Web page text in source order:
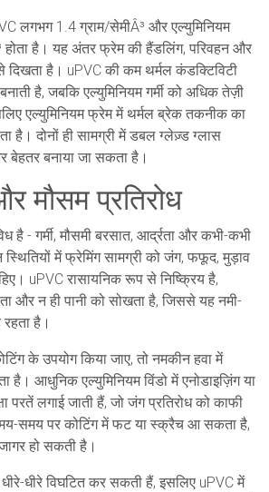
लगभग 1.4 ग्राम/सेमीÂ³ और एल्युमिनियम
होता है। यह अंतर फ्रेम की हैंडलिंग, परिवहन और
है। uPVC की कम थर्मल कंडक्टिविटी
है, जबकि एल्युमिनियम गर्मी को अधिक तेज़ी
एल्युमिनियम फ्रेम में थर्मल ब्रेक तकनीक का
है। दोनों ही सामग्री में डबल ग्लेज़्ड ग्लास
बनाया जा सकता है।
मौसम प्रतिरोध
है - गर्मी, मौसमी बरसात, आर्द्रता और कभी-कभी
में फ्रेमिंग सामग्री को जंग, फफूद, मुड़ाव
uPVC रासायनिक रूप से निष्क्रिय है,
और न ही पानी को सोखता है, जिससे यह नमी-
है।
के उपयोग किया जाए, तो नमकीन हवा में
आधुनिक एल्युमिनियम विंडो में एनोडाइज़िंग या
परतें लगाई जाती हैं, जो जंग प्रतिरोध को काफी
समय पर कोटिंग में फट या स्क्रैच आ सकता है,
हो सकती है।
धीरे विघटित कर सकती हैं, इसलिए uPVC में